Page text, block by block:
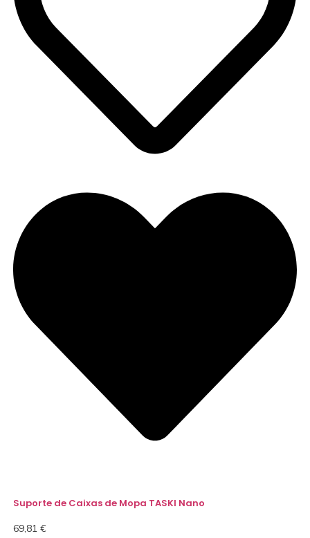
Suporte de Caixas de Mopa TASKI Nano
69,81 €